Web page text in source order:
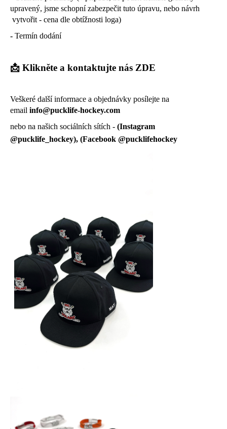
upravený, jsme schopní zabezpečit tuto úpravu, nebo návrh
vytvořit - cena dle obtížnosti loga)
- Termín dodání
📩​ Klikněte a kontaktujte nás ZDE
Veškeré další informace a objednávky posílejte na
email info@pucklife-hockey.com
nebo na našich sociálních sítích - (Instagram
@pucklife_hockey), (Facebook @pucklifehockey